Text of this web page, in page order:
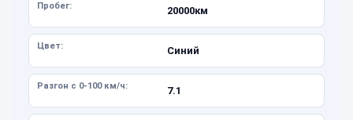
Пробег: 20000км
Цвет: Синий
Разгон с 0-100 км/ч: 7.1